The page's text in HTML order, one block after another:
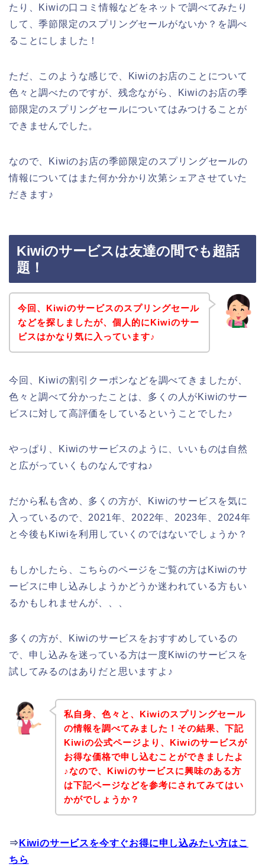
たり、Kiwiの口コミ情報などをネットで調べてみたり
して、季節限定のスプリングセールがないか？を調べ
ることにしました！
ただ、このような感じで、Kiwiのお店のことについて
色々と調べたのですが、残念ながら、Kiwiのお店の季
節限定のスプリングセールについてはみつけることが
できませんでした。
なので、Kiwiのお店の季節限定のスプリングセールの
情報についてはまた何か分かり次第シェアさせていた
だきます♪
Kiwiのサービスは友達の間でも超話
題！
今回、Kiwiのサービスのスプリングセール
などを探しましたが、個人的にKiwiのサー
ビスはかなり気に入っています♪
今回、Kiwiの割引クーポンなどを調べてきましたが、
色々と調べて分かったことは、多くの人がKiwiのサー
ビスに対して高評価をしているということでした♪
やっぱり、Kiwiのサービスのように、いいものは自然
と広がっていくものなんですね♪
だから私も含め、多くの方が、Kiwiのサービスを気に
入っているので、2021年、2022年、2023年、2024年
と今後もKiwiを利用していくのではないでしょうか？
もしかしたら、こちらのページをご覧の方はKiwiのサ
ービスに申し込みしようかどうか迷われている方もい
るかもしれませんが、、、
多くの方が、Kiwiのサービスをおすすめしているの
で、申し込みを迷っている方は一度Kiwiのサービスを
試してみるのはありだと思いますよ♪
私自身、色々と、Kiwiのスプリングセール
の情報を調べてみました！その結果、下記
Kiwiの公式ページより、Kiwiのサービスが
お得な価格で申し込むことができましたよ
♪なので、Kiwiのサービスに興味のある方
は下記ページなどを参考にされてみてはい
かがでしょうか？
⇒ Kiwiのサービスを今すぐお得に申し込みたい方はこ
ちら